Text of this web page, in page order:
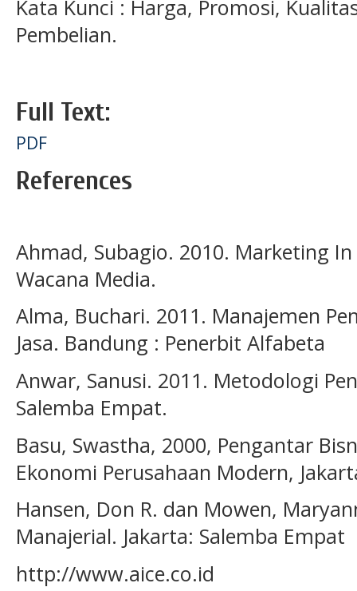
Kata Kunci : Harga, Promosi,
Pembelian.
Full Text:
PDF
References
Ahmad, Subagio. 2010. Marketing
Wacana Media.
Alma, Buchari. 2011. Manajemen
Jasa. Bandung : Penerbit Alfabeta
Anwar, Sanusi. 2011. Metodologi
Salemba Empat.
Basu, Swastha, 2000, Pengantar
Ekonomi Perusahaan Modern,
Hansen, Don R. dan Mowen,
Manajerial. Jakarta: Salemba Empat
http://www.aice.co.id